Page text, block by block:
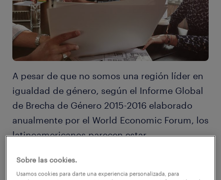
A pesar de que no somos una región líder en
igualdad de género, según el Informe Global
de Brecha de Género 2015-2016 elaborado
anualmente por el World Economic Forum, los
latinoamericanos parecen estar
que genera contar con un ambiente de
Sobre las cookies.
Usamos cookies para darte una experiencia personalizada, para